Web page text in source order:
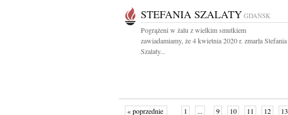
STEFANIA SZALATY GDAŃSK
Pogrążeni w żalu z wielkim smutkiem
zawiadamiamy, że 4 kwietnia 2020 r. zmarła Stefania
Szalaty...
« poprzednie 1 ... 9 10 11 12 13